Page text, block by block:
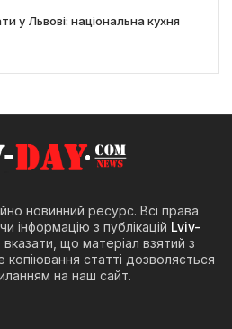
у Львові: національна кухня
новинний ресурс. Всі права
інформацію з публікацій Lviv-
що матеріал взятий з
статті дозволяється
на наш сайт.